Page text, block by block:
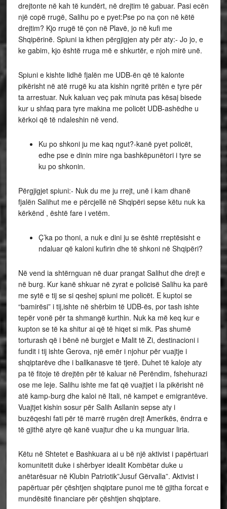
drejtonte në kah të kundërt, në drejtim të gabuar. Pasi ecën
një copë rrugë, Salihu po e pyet:Pse po na çon në këtë
drejtim? Kjo rrugë të çon në Plavë, jo në kufi me
Shqipërinë. Spiuni ia kthen përgjigjen aty për aty:- Jo jo, e
ke gabim, kjo është rruga më e shkurtër, e njoh mirë unë.
Spiuni e kishte lidhë fjalën me UDB-ën që të kalonte
pikërisht në atë rrugë ku ata kishin ngritë pritën e tyre për
ta arrestuar. Nuk kaluan veç pak minuta pas kësaj bisede
kur u shfaq para tyre makina me policët UDB-ashëdhe u
kërkoi që të ndaleshin në vend.
Ku po shkoni ju me kaq ngut?-kanë pyet policët,
edhe pse e dinin mire nga bashkëpunëtori i tyre se
ku po shkonin.
Përgjigjet spiuni:- Nuk du me ju rrejt, unë i kam dhanë
fjalën Salihut me e përcjellë në Shqipëri sepse këtu nuk ka
kërkënd , është fare i vetëm.
Ç’ka po thoni, a nuk e dini ju se është rreptësisht e
ndaluar që kaloni kufirin dhe të shkoni në Shqipëri?
Në vend ia shtërnguan në duar prangat Salihut dhe drejt e
në burg. Kur kanë shkuar në zyrat e policisë Salihu ka parë
me sytë e tij se si qeshej spiuni me policët. E kuptoi se
“bamirësi” i tij,ishte në shërbim të UDB-ës, por tash ishte
tepër vonë për ta shmangë kurthin. Nuk ka më keq kur e
kupton se të ka shitur ai që të hiqet si mik. Pas shumë
torturash që i bënë në burgjet e Malit të Zi, destinacioni i
fundit i tij ishte Gerova, një emër i njohur për vuajtje i
shqiptarëve dhe i ballkanasve të tjerë. Duhet të kaloje aty
pa të fitoje të drejtën për të kaluar në Perëndim, fshehurazi
ose me leje. Salihu ishte me fat që vuajtjet i la pikërisht në
atë kamp-burg dhe kaloi në Itali, në kampet e emigrantëve.
Vuajtjet kishin sosur për Salih Asllanin sepse aty i
buzëqeshi fati për të marrë rrugën drejt Amerikës, ëndrra e
të gjithë atyre që kanë vuajtur dhe u ka munguar liria.
Këtu në Shtetet e Bashkuara ai u bë një aktivist i papërtuari
komunitetit duke i shërbyer idealit Kombëtar duke u
anëtarësuar në Klubin Patriotik”Jusuf Gërvalla”. Aktivist i
papërtuar për çështjen shqiptare punoi me të gjitha forcat e
mundësitë financiare për çështjen shqiptare.